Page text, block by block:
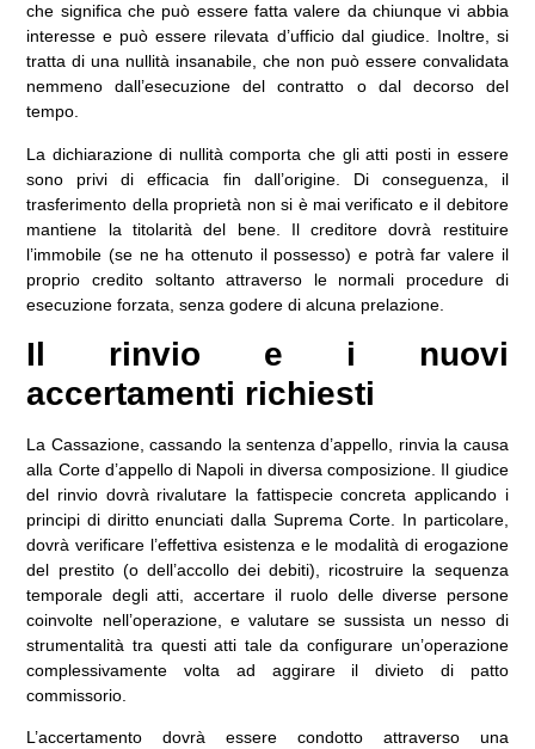
che significa che può essere fatta valere da chiunque vi abbia
interesse e può essere rilevata d’ufficio dal giudice. Inoltre, si
tratta di una nullità insanabile, che non può essere convalidata
nemmeno dall’esecuzione del contratto o dal decorso del
tempo.
La dichiarazione di nullità comporta che gli atti posti in essere
sono privi di efficacia fin dall’origine. Di conseguenza, il
trasferimento della proprietà non si è mai verificato e il debitore
mantiene la titolarità del bene. Il creditore dovrà restituire
l’immobile (se ne ha ottenuto il possesso) e potrà far valere il
proprio credito soltanto attraverso le normali procedure di
esecuzione forzata, senza godere di alcuna prelazione.
Il rinvio e i nuovi
accertamenti richiesti
La Cassazione, cassando la sentenza d’appello, rinvia la causa
alla Corte d’appello di Napoli in diversa composizione. Il giudice
del rinvio dovrà rivalutare la fattispecie concreta applicando i
principi di diritto enunciati dalla Suprema Corte. In particolare,
dovrà verificare l’effettiva esistenza e le modalità di erogazione
del prestito (o dell’accollo dei debiti), ricostruire la sequenza
temporale degli atti, accertare il ruolo delle diverse persone
coinvolte nell’operazione, e valutare se sussista un nesso di
strumentalità tra questi atti tale da configurare un’operazione
complessivamente volta ad aggirare il divieto di patto
commissorio.
L’accertamento dovrà essere condotto attraverso una